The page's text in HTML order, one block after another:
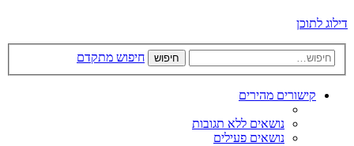
דילוג לתוכן
חיפוש חיפוש מתקדם
קישורים מהירים
נושאים ללא תגובות
נושאים פעילים